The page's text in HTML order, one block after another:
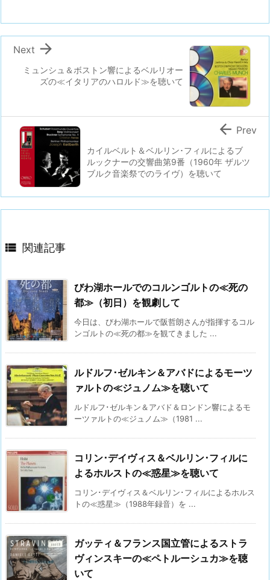
ミュンシュ＆ボストン響によるベルリオー
ズの≪イタリアのハロルド≫を聴いて

Next
カイルベルト＆ベルリン･フィルによるブ
ルックナーの交響曲第9番（1960年 ザルツ
ブルク音楽祭でのライヴ）を聴いて
 Prev
 関連記事
びわ湖ホールでのコルンゴルトの≪死の
都≫（初日）を観劇して
今日は、びわ湖ホールで阪哲朗さんが指揮するコル
ンゴルトの≪死の都≫を観てきました ...
ルドルフ･ゼルキン＆アバドによるモーツ
ァルトの≪ジュノム≫を聴いて
ルドルフ･ゼルキン＆アバド＆ロンドン響によるモ
ーツァルトの≪ジュノム≫（1981 ...
コリン･デイヴィス＆ベルリン･フィルに
よるホルストの≪惑星≫を聴いて
コリン･デイヴィス＆ベルリン･フィルによるホルス
トの≪惑星≫（1988年録音）を ...
ガッティ＆フランス国立管によるストラ
ヴィンスキーの≪ペトルーシュカ≫を聴
いて